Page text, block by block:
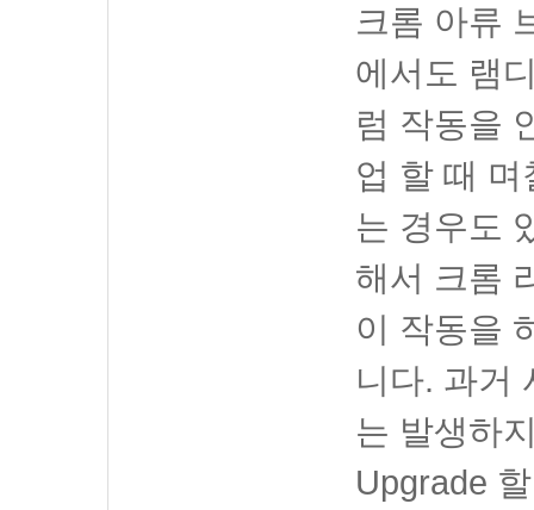
크롬 아류
에서도 램
럼 작동을
업 할 때
는 경우도
해서 크롬
이 작동을
니다. 과거
는 발생하
Upgrade